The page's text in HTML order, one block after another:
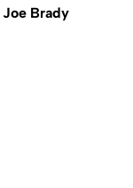
Joe Brady